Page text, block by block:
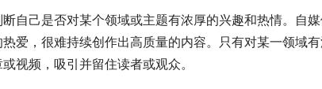
自己是否对某个领域或主题有浓厚的兴趣和热情。自
爱，很难持续创作出高质量的内容。只有对某一领域
视频，吸引并留住读者或观众。